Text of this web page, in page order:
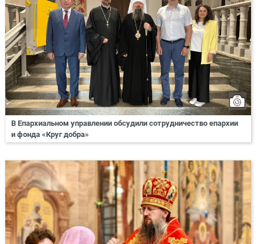
В Епархиальном управлении обсудили сотрудничество епархии
и фонда «Круг добра»